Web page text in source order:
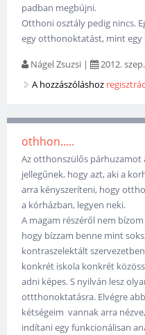
padban megbújni.
Otthoni osztály pedig nincs.
egy otthonoktatást, mint egy
Nágel Zsuzsi | 2012.
A hozzászóláshoz
othhon.....
Az otthonszülős
jellegűnek, hogy azt, aki a
arra kényszeríteni, hogy
a kórházban, legyen neki.
A magam részéről nem
hogy bízzam benne mint
kontraszelektált
konkrét iskola konkrét
adni képes. S nyilván lesz
ottthonoktatásra. Elvégre
kétségeim vannak arra
indítani egy funkcionálisan